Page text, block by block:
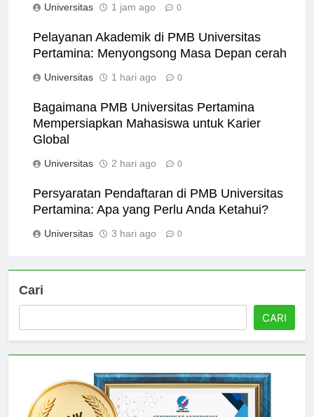
Universitas 1 jam ago 0
Pelayanan Akademik di PMB Universitas
Pertamina: Menyongsong Masa Depan cerah
Universitas 1 hari ago 0
Bagaimana PMB Universitas Pertamina
Mempersiapkan Mahasiswa untuk Karier
Global
Universitas 2 hari ago 0
Persyaratan Pendaftaran di PMB Universitas
Pertamina: Apa yang Perlu Anda Ketahui?
Universitas 3 hari ago 0
Cari
CARI